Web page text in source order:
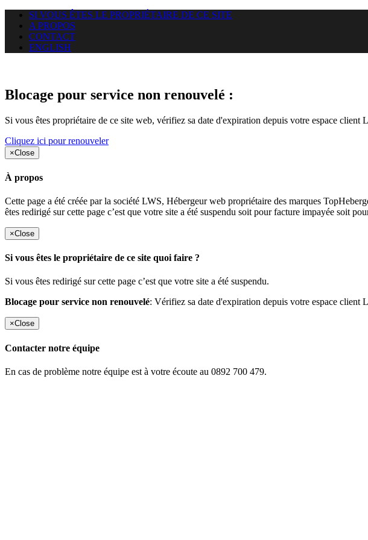
SI VOUS ÊTES LE PROPRIÉTAIRE DE CE SITE
A PROPOS
CONTACT
ENGLISH
Blocage pour service non renouvelé :
Si vous êtes propriétaire de ce site web, vérifiez sa date d'expiration depuis votre espace
Cliquez ici pour renouveler
×Close
À propos
Cette page a été créée par la société LWS, Hébergeur web propriétaire des marques
êtes redirigé sur cette page c’est que votre site a été suspendu soit pour facture impayée soit
×Close
Si vous êtes le propriétaire de ce site quoi faire ?
Si vous êtes redirigé sur cette page c’est que votre site a été suspendu.
Blocage pour service non renouvelé: Vérifiez sa date d'expiration depuis votre espace client
×Close
Contacter notre équipe
En cas de problème notre équipe est à votre écoute au 0892 700 479.